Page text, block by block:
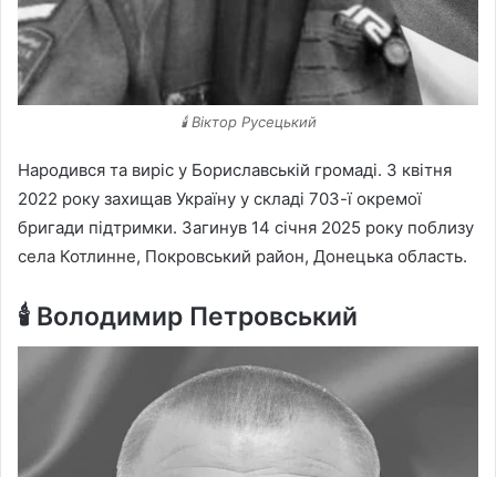
🕯 Віктор Русецький
Народився та виріс у Бориславській громаді. З квітня
2022 року захищав Україну у складі 703-ї окремої
бригади підтримки. Загинув 14 січня 2025 року поблизу
села Котлинне, Покровський район, Донецька область.
🕯 Володимир Петровський